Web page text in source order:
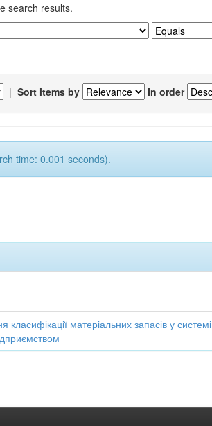
search results.
| Sort items by In order
time: 0.001 seconds).
класифікації матеріальних запасів у системі